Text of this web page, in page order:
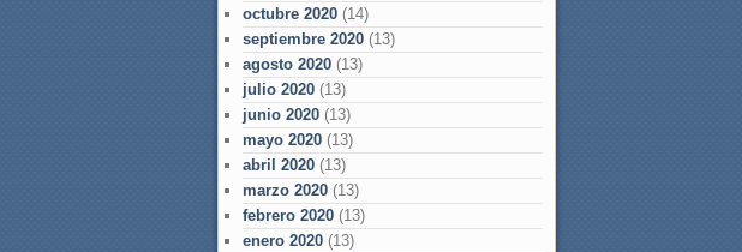
octubre 2020 (14)
septiembre 2020 (13)
agosto 2020 (13)
julio 2020 (13)
junio 2020 (13)
mayo 2020 (13)
abril 2020 (13)
marzo 2020 (13)
febrero 2020 (13)
enero 2020 (13)